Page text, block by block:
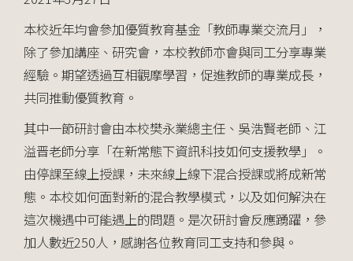
本校近年均會參加優質教育基金「教師專業交流月」，
除了參加講座、研究會，本校教師亦會與同工分享專業
經驗。期望透過互相觀摩學習，促進教師的專業成長，
共同推動優質教育。
其中一節研討會由本校樊永業總主任、吳浩賢老師、江
溢晋老師分享「在新常態下資訊科技如何支援教學」。
由停課至線上授課，未來線上線下混合授課或將成新常
態。本校如何面對新的混合教學模式，以及如何解決在
這次機遇中可能遇上的問題。是次研討會反應踴躍，參
加人數近250人，感謝各位教育同工支持和參與。